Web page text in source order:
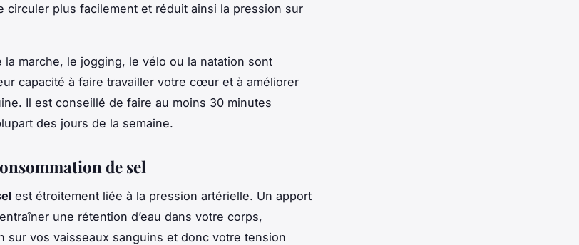
circuler plus facilement et réduit ainsi la pression sur
la marche, le jogging, le vélo ou la natation sont
capacité à faire travailler votre cœur et à améliorer
Il est conseillé de faire au moins 30 minutes
des jours de la semaine.
de sel
est étroitement liée à la pression artérielle. Un apport
une rétention d’eau dans votre corps,
sur vos vaisseaux sanguins et donc votre tension